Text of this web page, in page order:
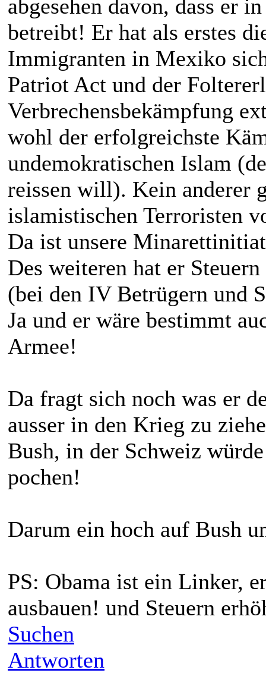
abgesehen davon, dass er
betreibt! Er hat als erstes
Immigranten in Mexiko
Patriot Act und der
Verbrechensbekämpfung
wohl der erfolgreichste
undemokratischen Islam
reissen will). Kein anderer
islamistischen Terroristen
Da ist unsere
Des weiteren hat er
(bei den IV Betrügern und
Ja und er wäre bestimmt
Armee!
Da fragt sich noch was er
ausser in den Krieg zu
Bush, in der Schweiz
pochen!
Darum ein hoch auf Bush
PS: Obama ist ein Linker,
ausbauen! und Steuern
Suchen
Antworten